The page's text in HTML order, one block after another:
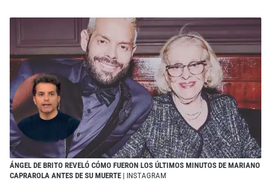
ÁNGEL DE BRITO REVELÓ CÓMO FUERON LOS ÚLTIMOS MINUTOS DE MARIANO
CAPRAROLA ANTES DE SU MUERTE | INSTAGRAM